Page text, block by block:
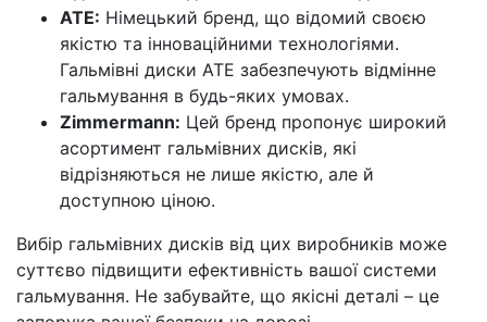
ATE: Німецький бренд, що відомий своєю
якістю та інноваційними технологіями.
Гальмівні диски ATE забезпечують відмінне
гальмування в будь-яких умовах.
Zimmermann: Цей бренд пропонує широкий
асортимент гальмівних дисків, які
відрізняються не лише якістю, але й
доступною ціною.
Вибір гальмівних дисків від цих виробників може
суттєво підвищити ефективність вашої системи
гальмування. Не забувайте, що якісні деталі – це